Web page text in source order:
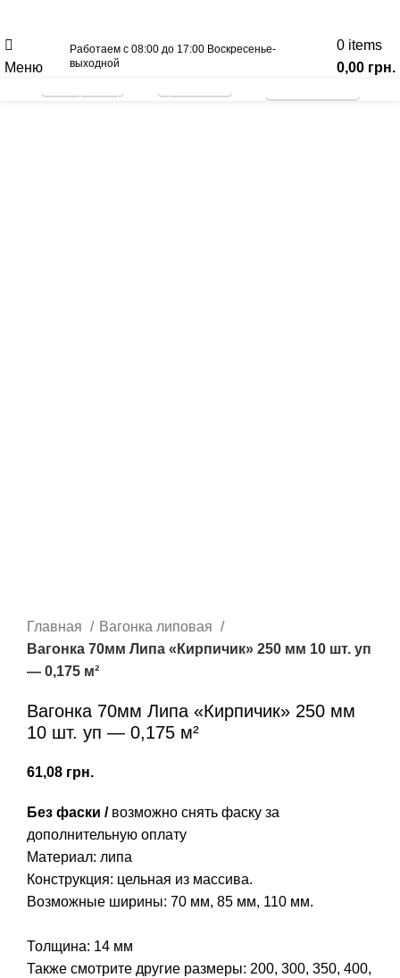
Меню
Работаем с 08:00 до 17:00 Воскресенье-
выходной
0 items
0,00 грн.
Калькулятор
Прайс лист
Главная
Вагонка липовая
Вагонка 70мм Липа «Кирпичик» 250 мм 10 шт. уп
— 0,175 м²
Вагонка 70мм Липа «Кирпичик» 250 мм
10 шт. уп — 0,175 м²
грн.
Без фаски /возможно снять фаску за
дополнительную оплату
Материал: липа
Конструкция: цельная из массива.
Возможные ширины: 70 мм, 85 мм, 110 мм.
Толщина: 14 мм
Также смотрите другие размеры: 200, 300, 350, 400,